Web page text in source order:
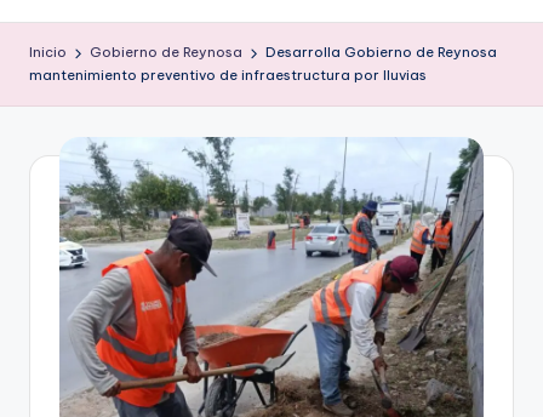
e
g
a
p
Inicio Gobierno de Reynosa
Desarrolla Gobierno de Reynosa
mantenimiento preventivo de infraestructura por lluvias